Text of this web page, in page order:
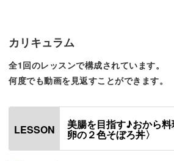
おからパウダーは味が馴染みやすい
てもさほど気になりません。
味を変えることなく、お料理にこっ
ることが出来ますよ♪
カリキュラム
全1回のレッスンで構成されています。
何度でも動画を見返すことができます。
LESSON 美腸を目指す♪おから
卵の２色そぼろ丼​​〉